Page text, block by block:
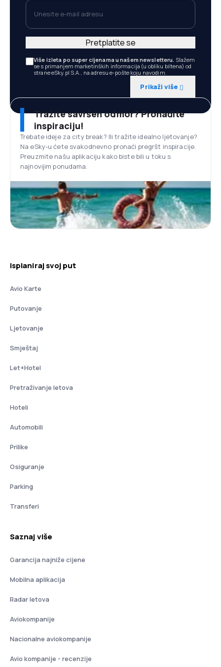
Unesite e-mail adresu
Više izleta po super cijenama u našem newsletteru. Slažem
se s primanjem marketinških informacija (u obliku biltena) od
strane eSky.pl S.A., na adresu e-pošte koju navodim.
Prikaži više
Pretplatite se
Tražite savršen odmor? Pronađite
inspiraciju!
Trebate ideje za city break? Ili tražite idealno ljetovanje?
Na eSky-u ćete svakodnevno pronaći pregršt inspiracije.
Preuzmite našu aplikaciju kako biste bili u toku s
najnovijim ponudama.
Isplaniraj svoj put
Avio Karte
Putovanje
Ljetovanje
Smještaj
Let+Hotel
Pretraživanje letova
Hoteli
Automobili
Prilike
Osiguranje
Parking
Transferi
Saznaj više
Garancija najniže cijene
Mobilna aplikacija
Radar letova
Aviokompanije
Nacionalne aviokompanije
Avio kompanije - recenzije